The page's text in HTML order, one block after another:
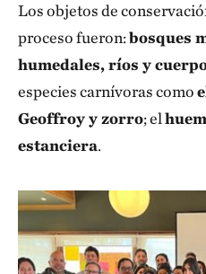
Los objetos de
proceso fueron:bosques
humedales, ríos y
especies carnívoras como
Geoffroy y zorro; el
estanciera.